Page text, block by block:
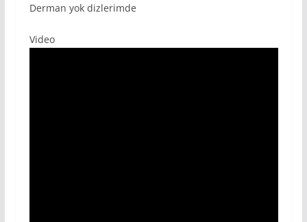
Derman yok dizlerimde
Video